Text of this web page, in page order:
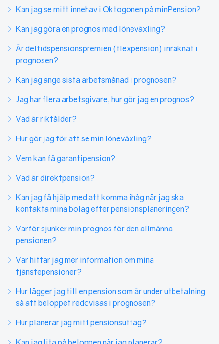
Kan jag se mitt innehav i Oktogonen på minPension?
Kan jag göra en prognos med löneväxling?
Är deltidspensionspremien (flexpension) inräknat i
prognosen?
Kan jag ange sista arbetsmånad i prognosen?
Jag har flera arbetsgivare, hur gör jag en prognos?
Vad är riktålder?
Hur gör jag för att se min löneväxling?
Vem kan få garantipension?
Vad är direktpension?
Kan jag få hjälp med att komma ihåg när jag ska
kontakta mina bolag efter pensionsplaneringen?
Varför sjunker min prognos för den allmänna
pensionen?
Var hittar jag mer information om mina
tjänstepensioner?
Hur lägger jag till en pension som är under utbetalning
så att beloppet redovisas i prognosen?
Hur planerar jag mitt pensionsuttag?
Kan jag lita på beloppen när jag planerar?